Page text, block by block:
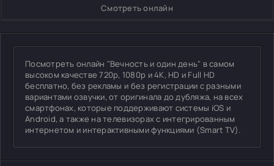
Смотреть онлайн
Посмотреть онлайн "Вечность и один день" в самом
высоком качестве 720p, 1080p и 4K, HD и Full HD
бесплатно, без рекламы и без регистрации с разными
вариантами озвучки, от оригинала до дубляжа, на всех
смартфонах, которые поддерживают системы iOS и
Android, а также на телевизорах с интегрированным
интернетом и интерактивными функциями (Smart TV).